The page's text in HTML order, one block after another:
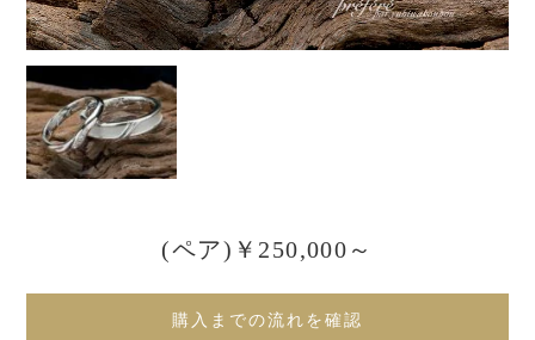
(ペア)￥250,000～
購入までの流れを確認